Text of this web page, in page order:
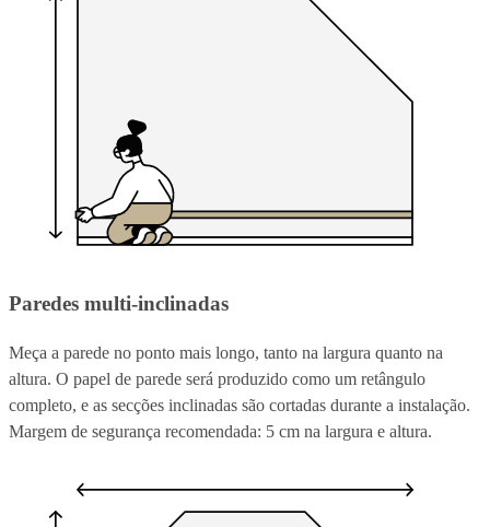
Paredes multi-inclinadas
Meça a parede no ponto mais longo, tanto na largura quanto na
altura. O papel de parede será produzido como um retângulo
completo, e as secções inclinadas são cortadas durante a instalação.
Margem de segurança recomendada: 5 cm na largura e altura.